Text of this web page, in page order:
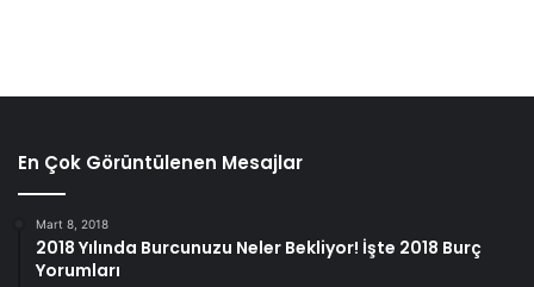
En Çok Görüntülenen Mesajlar
Mart 8, 2018
2018 Yılında Burcunuzu Neler Bekliyor! İşte 2018 Burç
Yorumları